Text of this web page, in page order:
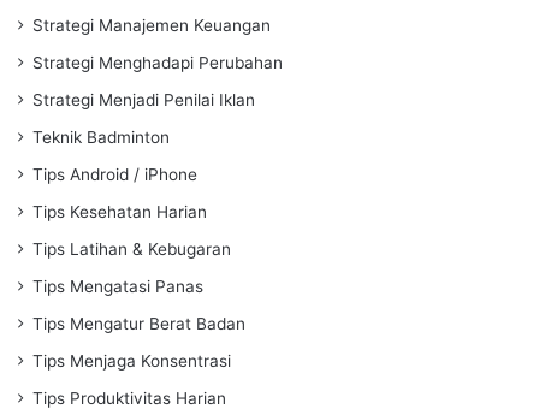
Strategi Manajemen Keuangan
Strategi Menghadapi Perubahan
Strategi Menjadi Penilai Iklan
Teknik Badminton
Tips Android / iPhone
Tips Kesehatan Harian
Tips Latihan & Kebugaran
Tips Mengatasi Panas
Tips Mengatur Berat Badan
Tips Menjaga Konsentrasi
Tips Produktivitas Harian